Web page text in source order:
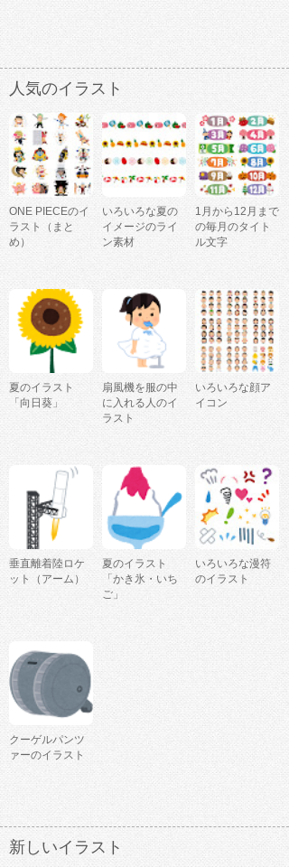
人気のイラスト
ONE PIECEのイ
ラスト（まと
め）
いろいろな夏の
イメージのライ
ン素材
1月から12月まで
の毎月のタイト
ル文字
夏のイラスト
「向日葵」
扇風機を服の中
に入れる人のイ
ラスト
いろいろな顔ア
イコン
垂直離着陸ロケ
ット（アーム）
夏のイラスト
「かき氷・いち
ご」
いろいろな漫符
のイラスト
クーゲルパンツ
ァーのイラスト
新しいイラスト